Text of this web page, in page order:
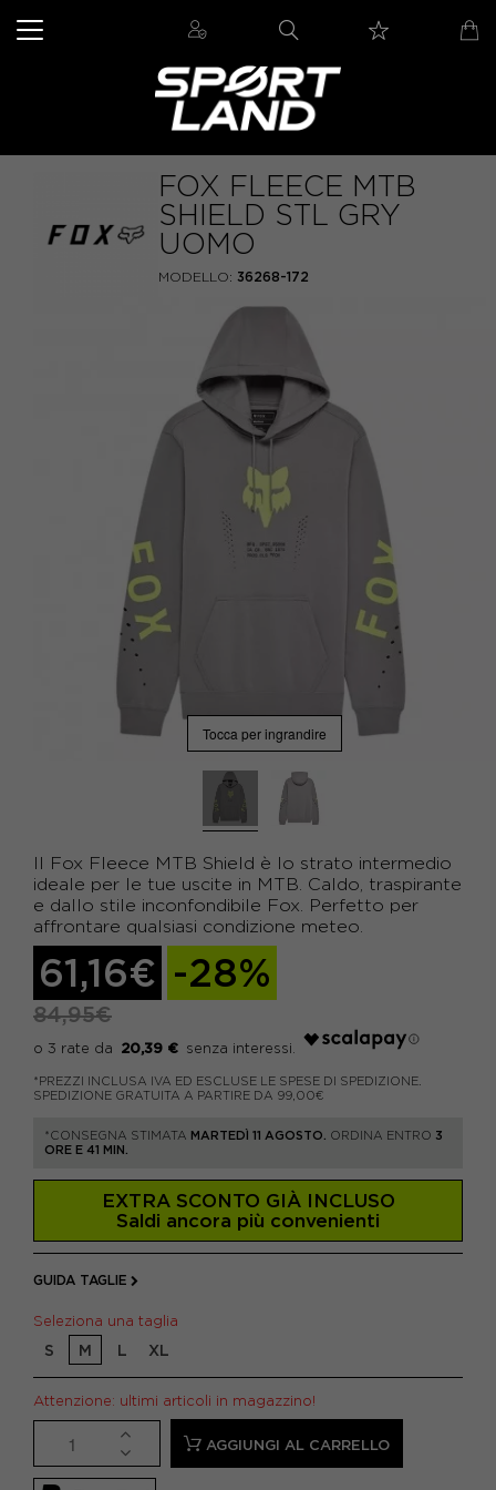
FOX FLEECE MTB
SHIELD STL GRY
UOMO
MODELLO: 36268-172
Tocca per ingrandire
Il Fox Fleece MTB Shield è lo strato intermedio
ideale per le tue uscite in MTB. Caldo, traspirante
e dallo stile inconfondibile Fox. Perfetto per
affrontare qualsiasi condizione meteo.
61,16€ -28%
84,95€
20,39 €
*PREZZI INCLUSA IVA ED ESCLUSE LE SPESE DI SPEDIZIONE.
SPEDIZIONE GRATUITA A PARTIRE DA 99,00€
*CONSEGNA STIMATA MARTEDÌ 11 AGOSTO. ORDINA ENTRO 3
ORE E 41 MIN.
EXTRA SCONTO GIÀ INCLUSO
Saldi ancora più convenienti
GUIDA TAGLIE
Seleziona una taglia
S M L XL
Attenzione: ultimi articoli in magazzino!
AGGIUNGI AL CARRELLO